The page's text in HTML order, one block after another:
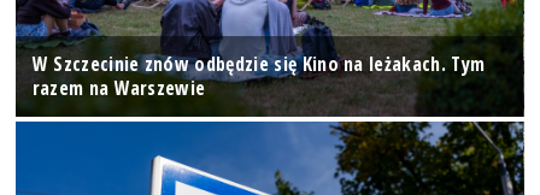
W Szczecinie znów odbędzie się Kino na leżakach. Tym
razem na Warszewie